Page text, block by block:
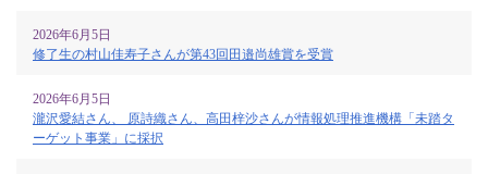
2026年6月5日
修了生の村山佳寿子さんが第43回田邉尚雄賞を受賞
2026年6月5日
瀧沢愛結さん、 原詩織さん、高田梓沙さんが情報処理推進機構「未踏タ
ーゲット事業」に採択